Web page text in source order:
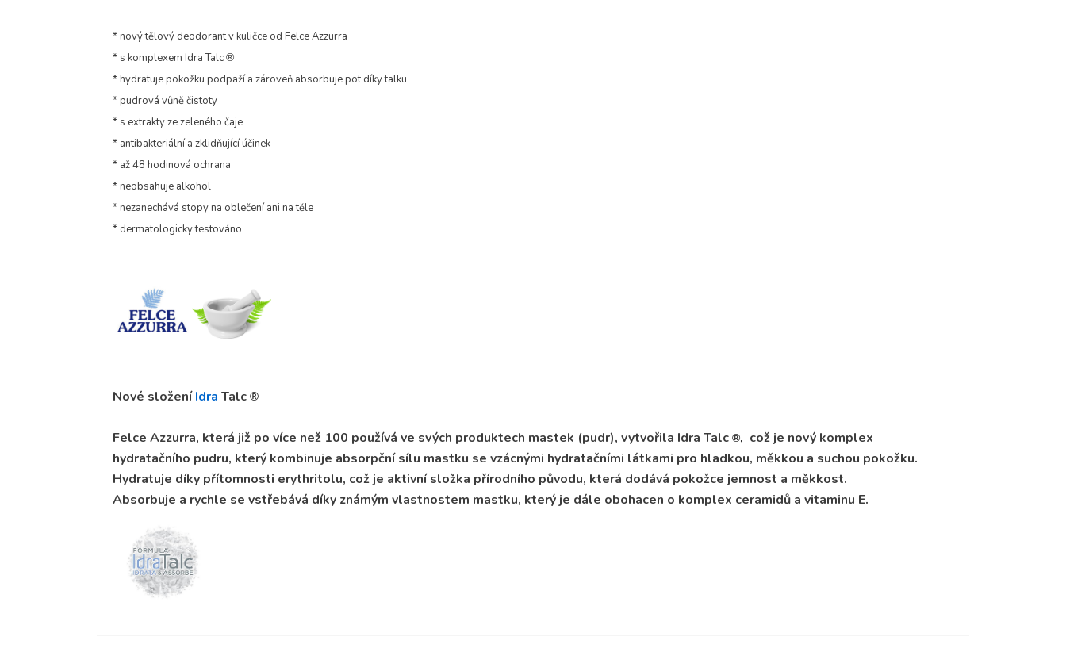
* nový tělový deodorant v kuličce od Felce Azzurra
* s komplexem Idra Talc®
* hydratuje pokožku podpaží a zároveň absorbuje potdíky talku
* pudrová vůně čistoty
* s extrakty ze zeleného čaje
* antibakteriální a zklidňující účinek
* až 48 hodinová ochrana
* neobsahuje alkohol
* nezanechává stopy na oblečení ani na těle
* dermatologicky testováno
Nové složeníIdra Talc ®
Felce Azzurra, která již po více než 100 používá ve svých produktech mastek (pudr), vytvořila Idra Talc ®,
což je nový komplex
hydratačního pudru, který kombinuje absorpční sílu mastku se vzácnými hydratačními látkami pro hladkou, měkkou a suchou pokožku.
Hydratuje díky přítomnosti erythritolu, což je aktivní složka přírodního původu, která dodává pokožce jemnost a měkkost.
Absorbuje a rychle se vstřebává díky známým vlastnostem mastku, který je dále obohacen o komplex ceramidů a vitaminu E.